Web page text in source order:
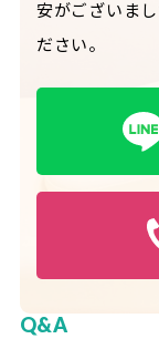
安がございまし
ださい。
Q&A